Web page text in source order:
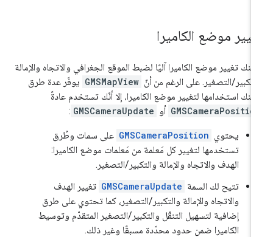
موضع الكاميرا
تغيير موضع الكاميرا آليًا لضبط الموقع الجغرافي والاتجاه والإمالة
التصغير. على الرغم من أنّ GMSMapView يوفّر عدة طرق
استخدامها لتغيير موضع الكاميرا، إلا أنّك تستخدم عادةً
أو GMSCameraUpdate
:
يحتوي GMSCameraPosition على سمات وطُرق
تستخدمها لتغيير كل مَعلمة من مَعلمات موضع الكاميرا:
الهدف والاتجاه والإمالة والتكبير/التصغير.
تتيح لك السمة GMSCameraUpdate تغيير الهدف
والاتجاه والإمالة والتكبير/التصغير، كما تحتوي على طرق
إضافية لتسهيل التنقّل والتكبير/التصغير المتقدّم وتوسيط
الكاميرا ضمن حدود محدّدة مسبقًا وغير ذلك.